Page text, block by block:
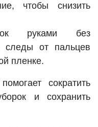
чтобы снизить
руками без
следы от пальцев
пленке.
сократить
и сохранить